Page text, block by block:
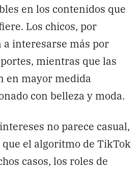
en los contenidos que
Los chicos, por
interesarse más por
mientras que las
en mayor medida
con belleza y moda.
no parece casual,
el algoritmo de TikTok
casos, los roles de